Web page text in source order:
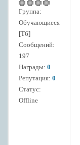
Группа:
Обучающиеся
[Т6]
Сообщений:
197
Награды: 0
Репутация: 0
Статус:
Offline